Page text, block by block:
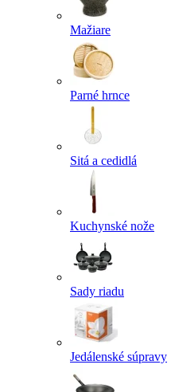
Mažiare
Parné hrnce
Sitá a cedidlá
Kuchynské nože
Sady riadu
Jedálenské súpravy